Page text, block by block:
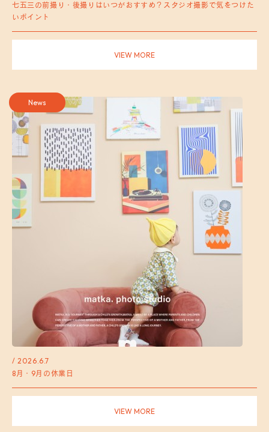
七五三の前撮り・後撮りはいつがおすすめ？スタジオ撮影で気をつけた
いポイント
VIEW MORE
News
/ 2026.6.7
8月・9月の休業日
VIEW MORE